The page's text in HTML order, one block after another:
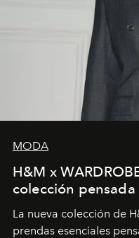
MODA
H&M x
colección
La nueva colección de
prendas esenciales